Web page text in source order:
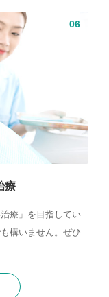
療
療」を目指してい
構いません。ぜひ